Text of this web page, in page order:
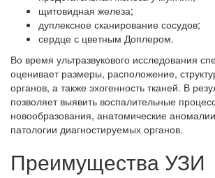
щитовидная железа;
дуплексное сканирование сосудов;
сердце с цветным Доплером.
Во время ультразвукового исследования
оценивает размеры, расположение,
органов, а также эхогенность тканей. В
позволяет выявить воспалительные
новообразования, анатомические
патологии диагностируемых органов.
Преимущества УЗИ